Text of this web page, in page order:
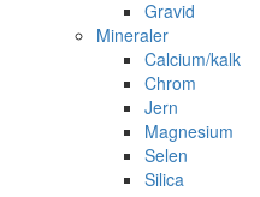
Gravid
Mineraler
Calcium/kalk
Chrom
Jern
Magnesium
Selen
Silica